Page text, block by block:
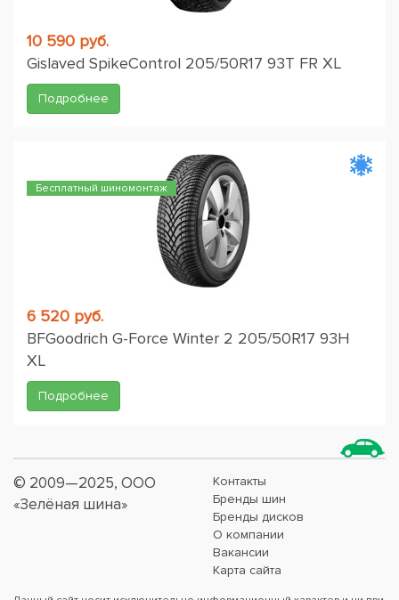
10 590 руб.
Gislaved SpikeControl 205/50R17 93T FR XL
Подробнее
Бесплатный шиномонтаж
6 520 руб.
BFGoodrich G-Force Winter 2 205/50R17 93H
XL
Подробнее
© 2009—2025, ООО
«Зелёная шина»
Контакты
Бренды шин
Бренды дисков
О компании
Вакансии
Карта сайта